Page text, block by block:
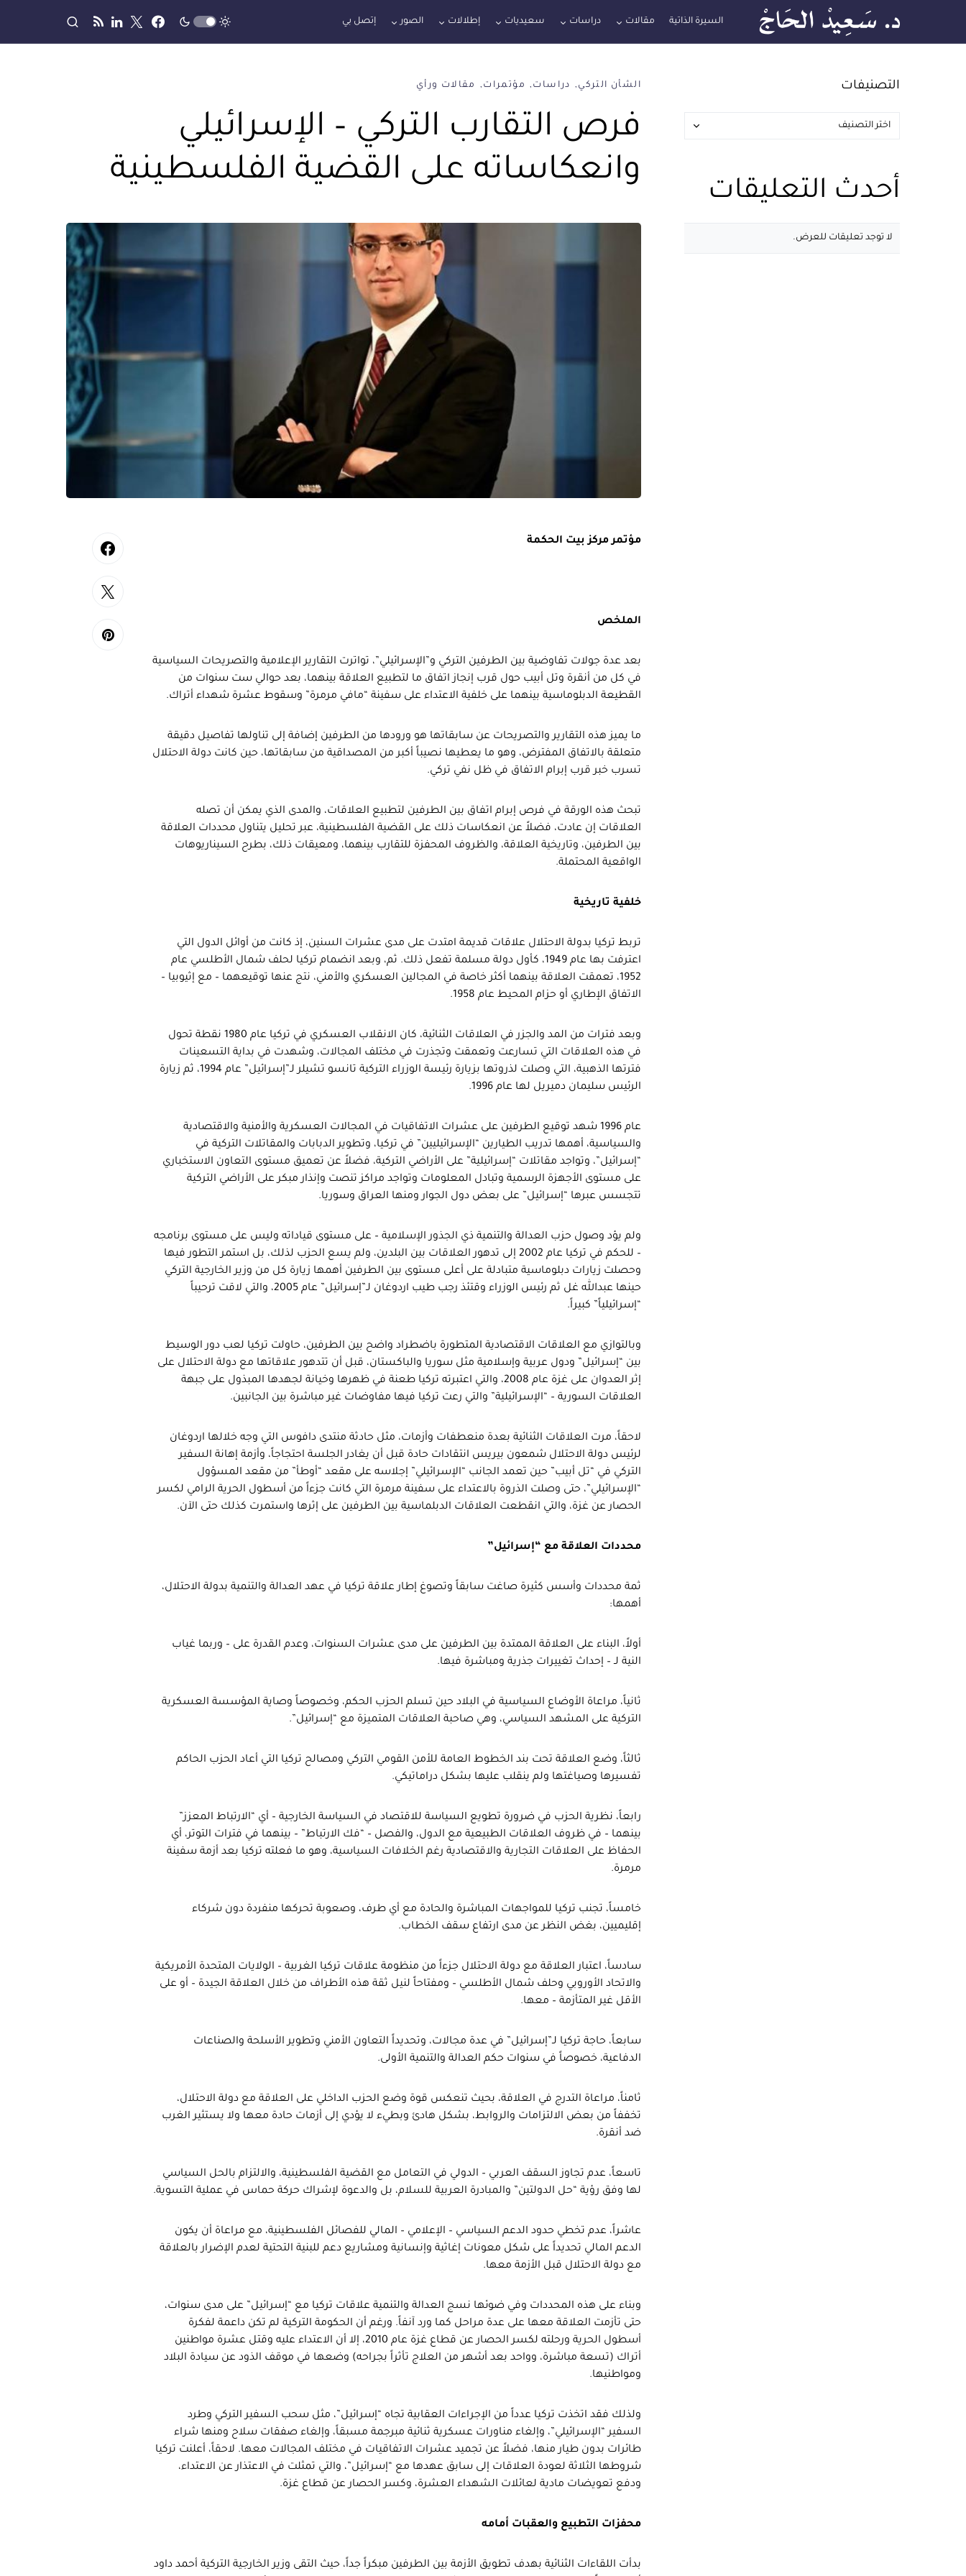
السيرة الذاتية مقالات دراسات سعيديات إطلالات الصور إتصل بي
الشأن التركي دراسات مؤتمرات مقالات ورأي
فرص التقارب التركي – الإسرائيلي
وانعكاساته على القضية الفلسطينية
مؤتمر مركز بيت الحكمة
الملخص
بعد عدة جولات تفاوضية بين الطرفين التركي و”الإسرائيلي”، تواترت التقارير الإعلامية والتصريحات السياسية
في كل من أنقرة وتل أبيب حول قرب إنجاز اتفاق ما لتطبيع العلاقة بينهما، بعد حوالي ست سنوات من
القطيعة الدبلوماسية بينهما على خلفية الاعتداء على سفينة “مافي مرمرة” وسقوط عشرة شهداء أتراك.
ما يميز هذه التقارير والتصريحات عن سابقاتها هو ورودها من الطرفين إضافة إلى تناولها تفاصيل دقيقة
متعلقة بالاتفاق المفترض، وهو ما يعطيها نصيباً أكبر من المصداقية من سابقاتها، حين كانت دولة الاحتلال
تسرب خبر قرب إبرام الاتفاق في ظل نفي تركي.
تبحث هذه الورقة في فرص إبرام اتفاق بين الطرفين لتطبيع العلاقات، والمدى الذي يمكن أن تصله
العلاقات إن عادت، فضلاً عن انعكاسات ذلك على القضية الفلسطينية، عبر تحليل يتناول محددات العلاقة
بين الطرفين، وتاريخية العلاقة، والظروف المحفزة للتقارب بينهما، ومعيقات ذلك، بطرح السيناريوهات
الواقعية المحتملة.
خلفية تاريخية
تربط تركيا بدولة الاحتلال علاقات قديمة امتدت على مدى عشرات السنين، إذ كانت من أوائل الدول التي
اعترفت بها عام 1949، كأول دولة مسلمة تفعل ذلك. ثم، وبعد انضمام تركيا لحلف شمال الأطلسي عام
1952، تعمقت العلاقة بينهما أكثر خاصة في المجالين العسكري والأمني، نتج عنها توقيعهما – مع إثيوبيا –
الاتفاق الإطاري أو حزام المحيط عام 1958.
وبعد فترات من المد والجزر في العلاقات الثنائية، كان الانقلاب العسكري في تركيا عام 1980 نقطة تحول
في هذه العلاقات التي تسارعت وتعمقت وتجذرت في مختلف المجالات، وشهدت في بداية التسعينات
فترتها الذهبية، التي وصلت لذروتها بزيارة رئيسة الوزراء التركية تانسو تشيلر لـ”إسرائيل” عام 1994، ثم زيارة
الرئيس سليمان دميريل لها عام 1996.
عام 1996 شهد توقيع الطرفين على عشرات الاتفاقيات في المجالات العسكرية والأمنية والاقتصادية
والسياسية، أهمها تدريب الطيارين “الإسرائيليين” في تركيا، وتطوير الدبابات والمقاتلات التركية في
“إسرائيل”، وتواجد مقاتلات “إسرائيلية” على الأراضي التركية، فضلاً عن تعميق مستوى التعاون الاستخباري
على مستوى الأجهزة الرسمية وتبادل المعلومات وتواجد مراكز تنصت وإنذار مبكر على الأراضي التركية
تتجسس عبرها “إسرائيل” على بعض دول الجوار ومنها العراق وسوريا.
ولم يؤد وصول حزب العدالة والتنمية ذي الجذور الإسلامية – على مستوى قياداته وليس على مستوى برنامجه
– للحكم في تركيا عام 2002 إلى تدهور العلاقات بين البلدين، ولم يسع الحزب لذلك، بل استمر التطور فيها
وحصلت زيارات دبلوماسية متبادلة على أعلى مستوى بين الطرفين أهمها زيارة كل من وزير الخارجية التركي
حينها عبدالله غل ثم رئيس الوزراء وقتئذ رجب طيب اردوغان لـ”إسرائيل” عام 2005، والتي لاقت ترحيباً
“إسرائيلياً” كبيراً.
وبالتوازي مع العلاقات الاقتصادية المتطورة باضطراد واضح بين الطرفين، حاولت تركيا لعب دور الوسيط
بين “إسرائيل” ودول عربية وإسلامية مثل سوريا والباكستان، قبل أن تتدهور علاقاتها مع دولة الاحتلال على
إثر العدوان على غزة عام 2008، والتي اعتبرته تركيا طعنة في ظهرها وخيانة لجهدها المبذول على جبهة
العلاقات السورية – “الإسرائيلية” والتي رعت تركيا فيها مفاوضات غير مباشرة بين الجانبين.
لاحقاً، مرت العلاقات الثنائية بعدة منعطفات وأزمات، مثل حادثة منتدى دافوس التي وجه خلالها اردوغان
لرئيس دولة الاحتلال شمعون بيريس انتقادات حادة قبل أن يغادر الجلسة احتجاجاً، وأزمة إهانة السفير
التركي في “تل أبيب” حين تعمد الجانب “الإسرائيلي” إجلاسه على مقعد “أوطأ” من مقعد المسؤول
“الإسرائيلي”، حتى وصلت الذروة بالاعتداء على سفينة مرمرة التي كانت جزءاً من أسطول الحرية الرامي لكسر
الحصار عن غزة، والتي انقطعت العلاقات الدبلماسية بين الطرفين على إثرها واستمرت كذلك حتى الآن.
محددات العلاقة مع “إسرائيل”
ثمة محددات وأسس كثيرة صاغت سابقاً وتصوغ إطار علاقة تركيا في عهد العدالة والتنمية بدولة الاحتلال،
أهمها:
أولاً، البناء على العلاقة الممتدة بين الطرفين على مدى عشرات السنوات، وعدم القدرة على – وربما غياب
النية لـ – إحداث تغييرات جذرية ومباشرة فيها.
ثانياً، مراعاة الأوضاع السياسية في البلاد حين تسلم الحزب الحكم، وخصوصاً وصاية المؤسسة العسكرية
التركية على المشهد السياسي، وهي صاحبة العلاقات المتميزة مع “إسرائيل”.
ثالثاً، وضع العلاقة تحت بند الخطوط العامة للأمن القومي التركي ومصالح تركيا التي أعاد الحزب الحاكم
تفسيرها وصياغتها ولم ينقلب عليها بشكل دراماتيكي.
رابعاً، نظرية الحزب في ضرورة تطويع السياسة للاقتصاد في السياسة الخارجية – أي “الارتباط المعزز”
بينهما – في ظروف العلاقات الطبيعية مع الدول، والفصل – “فك الارتباط” – بينهما في فترات التوتر، أي
الحفاظ على العلاقات التجارية والاقتصادية رغم الخلافات السياسية، وهو ما فعلته تركيا بعد أزمة سفينة
مرمرة.
خامساً، تجنب تركيا للمواجهات المباشرة والحادة مع أي طرف، وصعوبة تحركها منفردة دون شركاء
إقليميين، بغض النظر عن مدى ارتفاع سقف الخطاب.
سادساً، اعتبار العلاقة مع دولة الاحتلال جزءاً من منظومة علاقات تركيا الغربية – الولايات المتحدة الأمريكية
والاتحاد الأوروبي وحلف شمال الأطلسي – ومفتاحاً لنيل ثقة هذه الأطراف من خلال العلاقة الجيدة – أو على
الأقل غير المتأزمة – معها.
سابعاً، حاجة تركيا لـ”إسرائيل” في عدة مجالات، وتحديداً التعاون الأمني وتطوير الأسلحة والصناعات
الدفاعية، خصوصاً في سنوات حكم العدالة والتنمية الأولى.
ثامناً، مراعاة التدرج في العلاقة، بحيث تنعكس قوة وضع الحزب الداخلي على العلاقة مع دولة الاحتلال،
تخففاً من بعض الالتزامات والروابط، بشكل هادئ وبطيء لا يؤدي إلى أزمات حادة معها ولا يستثير الغرب
ضد أنقرة.
تاسعاً، عدم تجاوز السقف العربي – الدولي في التعامل مع القضية الفلسطينية، والالتزام بالحل السياسي
لها وفق رؤية “حل الدولتين” والمبادرة العربية للسلام، بل والدعوة لإشراك حركة حماس في عملية التسوية.
عاشراً، عدم تخطي حدود الدعم السياسي – الإعلامي – المالي للفصائل الفلسطينية، مع مراعاة أن يكون
الدعم المالي تحديداً على شكل معونات إغاثية وإنسانية ومشاريع دعم للبنية التحتية لعدم الإضرار بالعلاقة
مع دولة الاحتلال قبل الأزمة معها.
وبناء على هذه المحددات وفي ضوئها نسج العدالة والتنمية علاقات تركيا مع “إسرائيل” على مدى سنوات،
حتى تأزمت العلاقة معها على عدة مراحل كما ورد آنفاً. ورغم أن الحكومة التركية لم تكن داعمة لفكرة
أسطول الحرية ورحلته لكسر الحصار عن قطاع غزة عام 2010، إلا أن الاعتداء عليه وقتل عشرة مواطنين
أتراك (تسعة مباشرة، وواحد بعد أشهر من العلاج تأثراً بجراحه) وضعها في موقف الذود عن سيادة البلاد
ومواطنيها.
ولذلك فقد اتخذت تركيا عدداً من الإجراءات العقابية تجاه “إسرائيل”، مثل سحب السفير التركي وطرد
السفير “الإسرائيلي”، وإلغاء مناورات عسكرية ثنائية مبرجمة مسبقاً، وإلغاء صفقات سلاح ومنها شراء
طائرات بدون طيار منها، فضلاً عن تجميد عشرات الاتفاقيات في مختلف المجالات معها. لاحقاً، أعلنت تركيا
شروطها الثلاثة لعودة العلاقات إلى سابق عهدها مع “إسرائيل”، والتي تمثلت في الاعتذار عن الاعتداء،
ودفع تعويضات مادية لعائلات الشهداء العشرة، وكسر الحصار عن قطاع غزة.
محفزات التطبيع والعقبات أمامه
بدأت اللقاءات الثنائية بهدف تطويق الأزمة بين الطرفين مبكراً جداً، حيث التقى وزير الخارجية التركية أحمد داود
التصنيفات
أحدث التعليقات
لا توجد تعليقات للعرض.